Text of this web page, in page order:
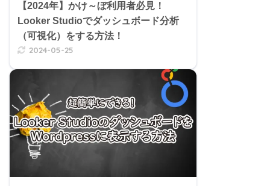
【2024年】かけ～ぼ利用者必見！
Looker Studioでダッシュボード分析
（可視化）をする方法！
2024-05-25